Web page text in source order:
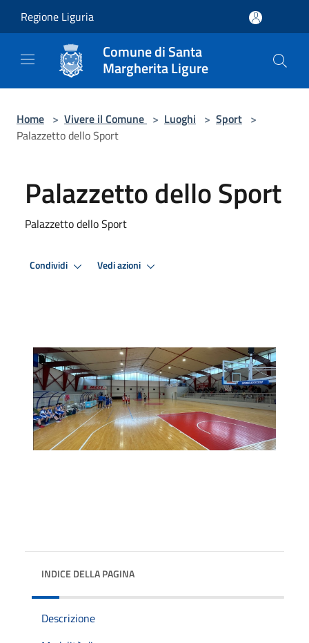
Regione Liguria
Comune di Santa
Margherita Ligure
Home > Vivere il Comune > Luoghi > Sport >
Palazzetto dello Sport
Palazzetto dello Sport
Palazzetto dello Sport
Condividi Vedi azioni
INDICE DELLA PAGINA
Descrizione